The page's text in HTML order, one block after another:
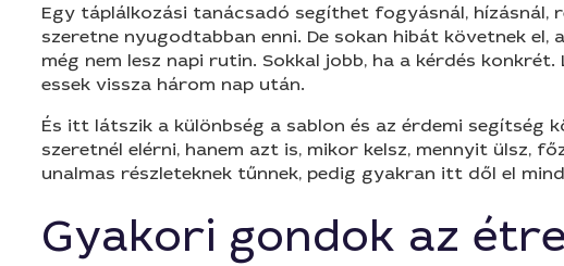
Egy táplálkozási tanácsadó segíthet fogyásnál, hízásnál,
szeretne nyugodtabban enni. De sokan hibát követnek
még nem lesz napi rutin. Sokkal jobb, ha a kérdés
essek vissza három nap után.
És itt látszik a különbség a sablon és az érdemi
szeretnél elérni, hanem azt is, mikor kelsz, mennyit ülsz,
unalmas részleteknek tűnnek, pedig gyakran itt dől el
Gyakori gondok az